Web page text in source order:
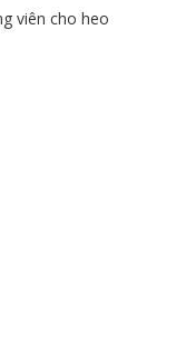
viên cho heo